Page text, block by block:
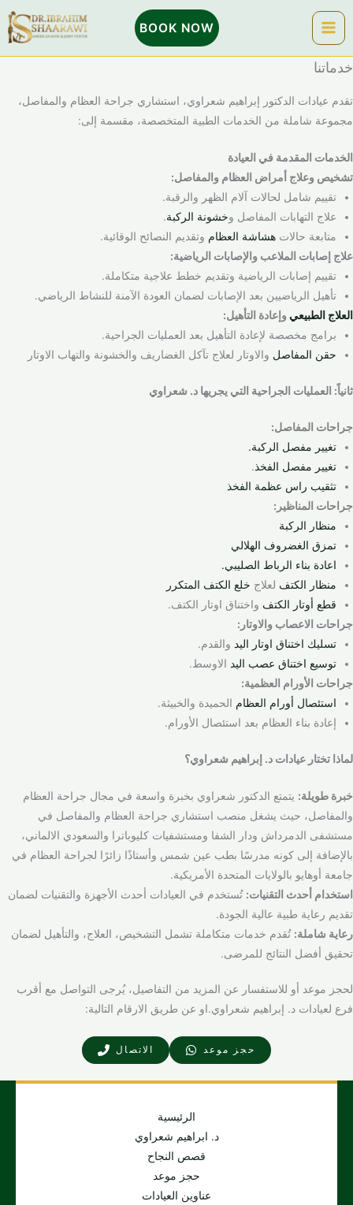
تخطي
المحتوى
BOOK NOW
خدماتنا
تقدم عيادات الدكتور إبراهيم شعراوي، استشاري جراحة العظام والمفاصل،
مجموعة شاملة من الخدمات الطبية المتخصصة، مقسمة إلى:
الخدمات المقدمة في العيادة
تشخيص وعلاج أمراض العظام والمفاصل:
تقييم شامل لحالات آلام الظهر والرقبة.
علاج التهابات المفاصل وخشونة الركبة.
متابعة حالات هشاشة العظام وتقديم النصائح الوقائية.
علاج إصابات الملاعب والإصابات الرياضية:
تقييم إصابات الرياضية وتقديم خطط علاجية متكاملة.
تأهيل الرياضيين بعد الإصابات لضمان العودة الآمنة للنشاط الرياضي.
العلاج الطبيعي وإعادة التأهيل:
برامج مخصصة لإعادة التأهيل بعد العمليات الجراحية.
حقن المفاصل والاوتار لعلاج تآكل الغضاريف والخشونة والتهاب الاوتار
ثانياً: العمليات الجراحية التي يجريها د. شعراوي
جراحات المفاصل:
تغيير مفصل الركبة.
تغيير مفصل الفخذ.
تثقيب راس عظمة الفخذ
جراحات المناظير:
منظار الركبة
تمزق الغضروف الهلالي
اعادة بناء الرباط الصليبي.
منظار الكتف لعلاج خلع الكتف المتكرر
قطع أوتار الكتف واختناق اوتار الكتف.
جراحات الاعصاب والاوتار:
تسليك اختناق اوتار اليدوالقدم.
توسيع اختناق عصب اليد الاوسط.
جراحات الأورام العظمية:
استئصال أورام العظام الحميدة والخبيثة.
إعادة بناء العظام بعد استئصال الأورام.
لماذا تختار عيادات د. إبراهيم شعراوي؟
خبرة طويلة: يتمتع الدكتور شعراوي بخبرة واسعة في مجال جراحة العظام
والمفاصل، حيث يشغل منصب استشاري جراحة العظام والمفاصل في
مستشفى الدمرداش ودار الشفا ومستشفيات كليوباترا والسعودي الالماني،
بالإضافة إلى كونه مدرسًا بطب عين شمس وأستاذًا زائرًا لجراحة العظام في
جامعة أوهايو بالولايات المتحدة الأمريكية.
استخدام أحدث التقنيات: تُستخدم في العيادات أحدث الأجهزة والتقنيات لضمان
تقديم رعاية طبية عالية الجودة.
رعاية شاملة: تُقدم خدمات متكاملة تشمل التشخيص، العلاج، والتأهيل لضمان
تحقيق أفضل النتائج للمرضى.
لحجز موعد أو للاستفسار عن المزيد من التفاصيل، يُرجى التواصل مع أقرب
فرع لعيادات د. إبراهيم شعراوي.او عن طريق الارقام التالية:
حجز موعد الاتصال
الرئيسية
د. ابراهيم شعراوي
قصص النجاح
حجز موعد
عناوين العيادات